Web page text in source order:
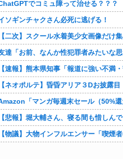
でコミュ障って治せる？？？
ソギンチャクさん必死に逃げる！